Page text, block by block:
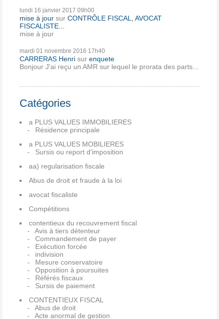
lundi 16 janvier 2017 09h00
mise à jour sur CONTRÔLE FISCAL, AVOCAT
FISCALISTE...
mise à jour
mardi 01 novembre 2016 17h40
CARRERAS Henri sur enquete
Bonjour J'ai reçu un AMR sur lequel le prorata des parts...
Catégories
a PLUS VALUES IMMOBILIERES
Résidence principale
a PLUS VALUES MOBILIERES
Sursis ou report d'imposition
aa) regularisation fiscale
Abus de droit et fraude à la loi
avocat fiscaliste
Compétitions
contentieux du recouvrement fiscal
Avis à tiers détenteur
Commandement de payer
Exécution forcée
indivision
Mesure conservatoire
Opposition à poursuites
Référés fiscaux
Sursis de paiement
CONTENTIEUX FISCAL
Abus de droit
Acte anormal de gestion